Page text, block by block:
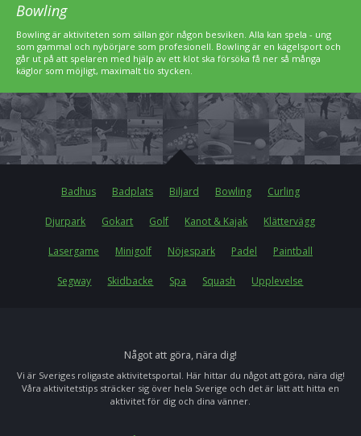
Bowling
Bowling är aktiviteten som sällan gör någon besviken. Alla kan spela - ung
som gammal och nybörjare som profesionell. Bowling är en kägelsport och
går ut på att spelaren med hjälp av ett klot ska försöka få ner så många
käglor som möjligt, maximalt tio stycken.
Badhus Badplats Biljard Bowling Curling
Djurpark Gokart Golf Kanot & Kajak Klättervägg
Lasergame Minigolf Nöjespark Padel Paintball
Segway Skidbacke Spa Squash Upplevelse
Något att göra, nära dig!
Vi är Sveriges roligaste aktivitetsportal. Här hittar du något att göra, nära dig!
Våra aktivitetstips sträcker sig över hela Sverige och det är lätt att hitta en
aktivitet för dig och dina vänner.